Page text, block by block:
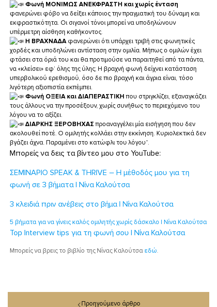
Φωνή ΜΟΝΙΜΩΣ ΑΝΕΚΦΡΑΣΤΗ και χωρίς ένταση
φανερώνει φόβο να δείξει κάποιος την πραγματική του δύναμη και
εκφραστικότητα. Οι σιγανοί τόνοι μπορεί να υποδηλώνουν
υπέρμετρη αίσθηση καθήκοντος.
Η ΒΡΑΧΝΑΔΑφανερώνει ότι υπάρχει τριβή στις φωνητικές
χορδές και υποδηλώνει αντίσταση στην ομιλία. Μήπως ο ομιλών έχει
φτάσει στα όριά του και θα προτιμούσε να παραιτηθεί από τα πάντα,
να «κλείσει» εφ’ όλης της ύλης; Η βραχνή φωνή δείχνει κατάσταση
υπερβολικού ερεθισμού, όσο δε πιο βραχνή και άγρια είναι, τόσο
λιγότερη αξιοπιστία εκπέμπει.
Φωνή ΟΞΕΙΑ και ΔΙΑΠΕΡΑΣΤΙΚΗπου στριγκλίζει, εξαναγκάζει
τους άλλους να την προσέξουν, χωρίς συνήθως το περιεχόμενο του
λόγου να το αξίζει.
ΔΙΑΡΚΗΣ ΞΕΡΟΒΗΧΑΣπροαναγγέλει μία εισήγηση που δεν
ακολουθεί ποτέ. Ο ομιλητής κολλάει στην εκκίνηση. Κυριολεκτικά δεν
βγάζει άχνα. Παραμένει στο κατώφλι του λόγου”.
Μπορείς να δεις τα βίντεο μου στο YouTube:
ΣΕΜΙΝΑΡΙΟ SPEAK & THRIVE – Η μέθοδός μου για τη
φωνή σε 3 βήματα | Νίνα Καλούτσα
3 κλειδιά πριν ανέβεις στο βήμα | Νίνα Καλούτσα
5 βήματα για να γίνεις καλός ομιλητής χωρίς δάσκαλο | Νίνα Καλούτσα
Top Interview tips για τη φωνή σου | Νίνα Καλούτσα
Μπορείς να βρεις το βιβλίο της Νίνας Καλούτσα εδώ.